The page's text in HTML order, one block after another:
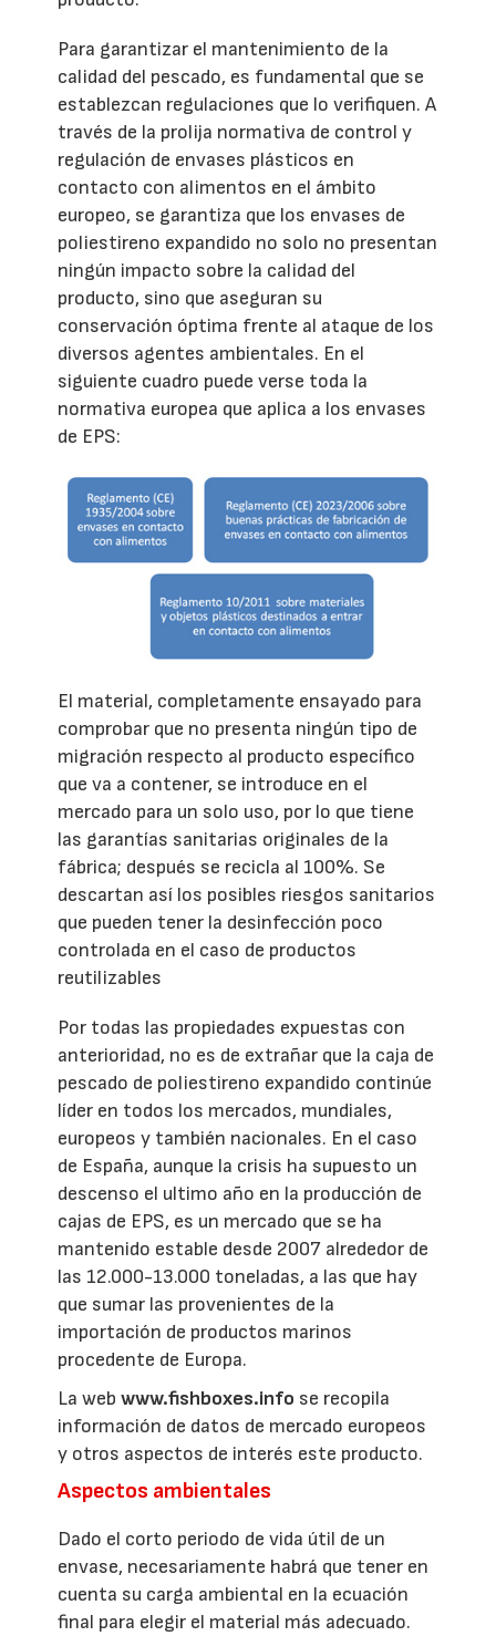
Para garantizar el mantenimiento de la
calidad del pescado, es fundamental que se
establezcan regulaciones que lo verifiquen. A
través de la prolija normativa de control y
regulación de envases plásticos en
contacto con alimentos en el ámbito
europeo, se garantiza que los envases de
poliestireno expandido no solo no presentan
ningún impacto sobre la calidad del
producto, sino que aseguran su
conservación óptima frente al ataque de los
diversos agentes ambientales. En el
siguiente cuadro puede verse toda la
normativa europea que aplica a los envases
de EPS:
El material, completamente ensayado para
comprobar que no presenta ningún tipo de
migración respecto al producto específico
que va a contener, se introduce en el
mercado para un solo uso, por lo que tiene
las garantías sanitarias originales de la
fábrica; después se recicla al 100%. Se
descartan así los posibles riesgos sanitarios
que pueden tener la desinfección poco
controlada en el caso de productos
reutilizables
Por todas las propiedades expuestas con
anterioridad, no es de extrañar que la caja de
pescado de poliestireno expandido continúe
líder en todos los mercados, mundiales,
europeos y también nacionales. En el caso
de España, aunque la crisis ha supuesto un
descenso el ultimo año en la producción de
cajas de EPS, es un mercado que se ha
mantenido estable desde 2007 alrededor de
las 12.000-13.000 toneladas, a las que hay
que sumar las provenientes de la
importación de productos marinos
procedente de Europa.
La webwww.fishboxes.info se recopila
información de datos de mercado europeos
y otros aspectos de interés este producto.
Aspectos ambientales
Dado el corto periodo de vida útil de un
envase, necesariamente habrá que tener en
cuenta su carga ambiental en la ecuación
final para elegir el material más adecuado.